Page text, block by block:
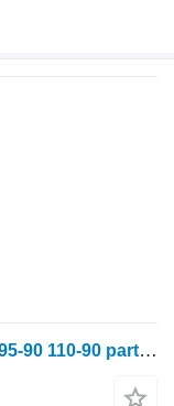
Parts, ersatzteile, pieces Fiat 100-90 95-90 110-90 parts, ersatzteile, pieces za Fiat 100-90 95-90 110-90 traktora na kotačima